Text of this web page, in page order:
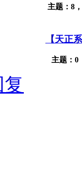
主题：8
【天正
主题：0